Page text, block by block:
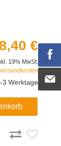
€
19% MwSt.
3 Werktage